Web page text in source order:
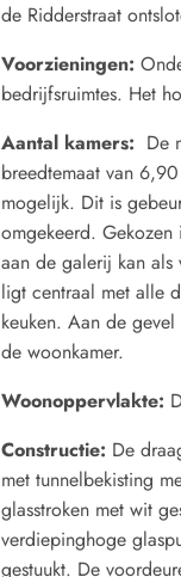
de Ridderstraat
Voorzieningen:
bedrijfsruimtes. Het
Aantal kamers: De
breedtemaat van
mogelijk. Dit is
omgekeerd.
aan de galerij kan als
ligt centraal met alle
keuken. Aan de
de woonkamer.
Woonoppervlakte:
Constructie: De
met tunnelbekisting
glasstroken met wit
verdiepinghoge
gestuukt. De